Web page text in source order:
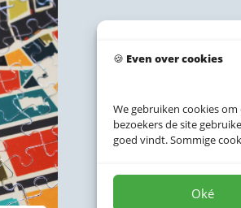
🍪 Even over cookies
We gebruiken cookies
bezoekers de site
goed vindt. Sommige
Oké